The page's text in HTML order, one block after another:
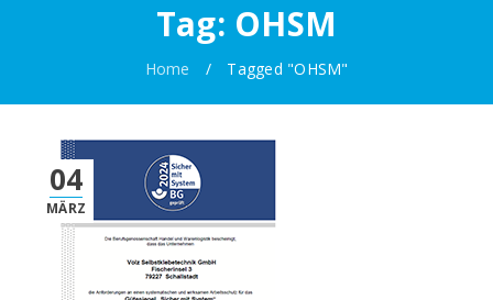
Tag: OHSM
Home / Tagged "OHSM"
04
MÄRZ